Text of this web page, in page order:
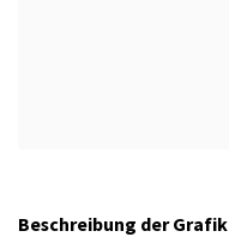
Beschreibung der Grafik